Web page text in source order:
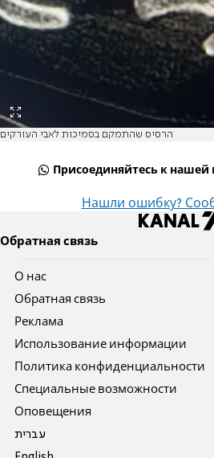
הרסיס שהתמקם בסמיכות לאבי העורקים
Присоединяйтесь к нашей
Нашли ошибку?
Обратная связь
О нас
Обратная связь
Реклама
Использование информации
Политика конфиденциальности
Специальные возможности
Оповещения
עברית